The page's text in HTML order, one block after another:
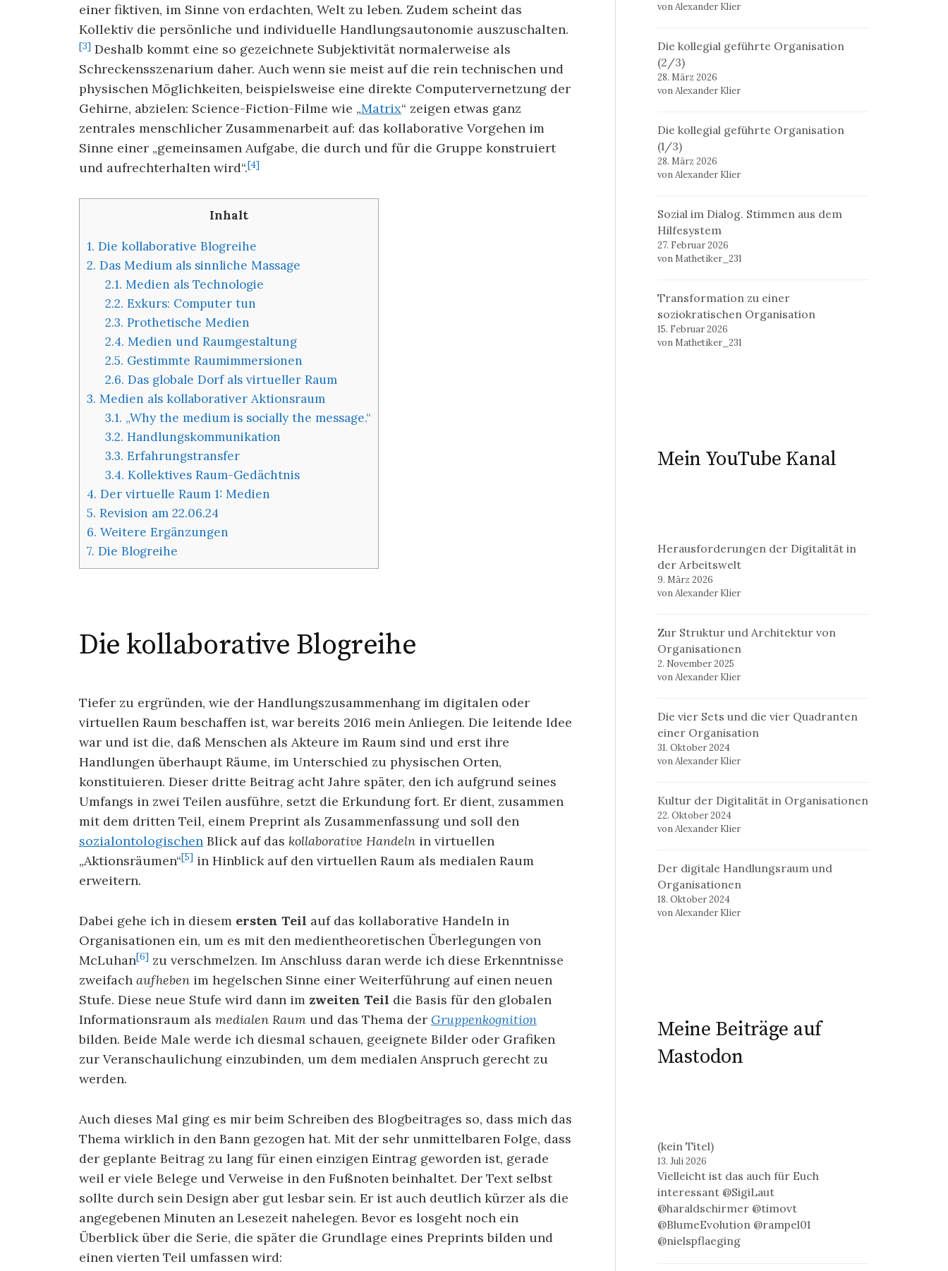
einer fiktiven, im Sinne von erdachten, Welt zu leben. Zudem scheint das
Kollektiv die persönliche und individuelle Handlungsautonomie auszuschalten.
[3] Deshalb kommt eine so gezeichnete Subjektivität normalerweise als
Schreckensszenarium daher. Auch wenn sie meist auf die rein technischen und
physischen Möglichkeiten, beispielsweise eine direkte Computervernetzung der
Gehirne, abzielen: Science-Fiction-Filme wie „Matrix“ zeigen etwas ganz
zentrales menschlicher Zusammenarbeit auf: das kollaborative Vorgehen im
Sinne einer „gemeinsamen Aufgabe, die durch und für die Gruppe konstruiert
und aufrechterhalten wird“.[4]
Inhalt
1. Die kollaborative Blogreihe
2. Das Medium als sinnliche Massage
2.1. Medien als Technologie
2.2. Exkurs: Computer tun
2.3. Prothetische Medien
2.4. Medien und Raumgestaltung
2.5. Gestimmte Raumimmersionen
2.6. Das globale Dorf als virtueller Raum
3. Medien als kollaborativer Aktionsraum
3.1. „Why the medium is socially the message.“
3.2. Handlungskommunikation
3.3. Erfahrungstransfer
3.4. Kollektives Raum-Gedächtnis
4. Der virtuelle Raum 1: Medien
5. Revision am 22.06.24
6. Weitere Ergänzungen
7. Die Blogreihe
Die kollaborative Blogreihe
Tiefer zu ergründen, wie der Handlungszusammenhang im digitalen oder
virtuellen Raum beschaffen ist, war bereits 2016 mein Anliegen. Die leitende Idee
war und ist die, daß Menschen als Akteure im Raum sind und erst ihre
Handlungen überhaupt Räume, im Unterschied zu physischen Orten,
konstituieren. Dieser dritte Beitrag acht Jahre später, den ich aufgrund seines
Umfangs in zwei Teilen ausführe, setzt die Erkundung fort. Er dient, zusammen
mit dem dritten Teil, einem Preprint als Zusammenfassung und soll den
sozialontologischen Blick auf das kollaborative Handeln in virtuellen
„Aktionsräumen“[5] in Hinblick auf den virtuellen Raum als medialen Raum
erweitern.
Dabei gehe ich in diesem ersten Teil auf das kollaborative Handeln in
Organisationen ein, um es mit den medientheoretischen Überlegungen von
McLuhan[6] zu verschmelzen. Im Anschluss daran werde ich diese Erkenntnisse
zweifach aufheben im hegelschen Sinne einer Weiterführung auf einen neuen
Stufe. Diese neue Stufe wird dann im zweiten Teil die Basis für den globalen
Informationsraum als medialen Raum und das Thema der Gruppenkognition
bilden. Beide Male werde ich diesmal schauen, geeignete Bilder oder Grafiken
zur Veranschaulichung einzubinden, um dem medialen Anspruch gerecht zu
werden.
Auch dieses Mal ging es mir beim Schreiben des Blogbeitrages so, dass mich das
Thema wirklich in den Bann gezogen hat. Mit der sehr unmittelbaren Folge, dass
der geplante Beitrag zu lang für einen einzigen Eintrag geworden ist, gerade
weil er viele Belege und Verweise in den Fußnoten beinhaltet. Der Text selbst
sollte durch sein Design aber gut lesbar sein. Er ist auch deutlich kürzer als die
angegebenen Minuten an Lesezeit nahelegen. Bevor es losgeht noch ein
Überblick über die Serie, die später die Grundlage eines Preprints bilden und
einen vierten Teil umfassen wird:
von Alexander Klier
Die kollegial geführte Organisation
(2/3)
28. März 2026
von Alexander Klier
Die kollegial geführte Organisation
(1/3)
28. März 2026
von Alexander Klier
Sozial im Dialog. Stimmen aus dem
Hilfesystem
27. Februar 2026
von Mathetiker_231
Transformation zu einer
soziokratischen Organisation
15. Februar 2026
von Mathetiker_231
Mein YouTube Kanal
Herausforderungen der Digitalität in
der Arbeitswelt
9. März 2026
von Alexander Klier
Zur Struktur und Architektur von
Organisationen
2. November 2025
von Alexander Klier
Die vier Sets und die vier Quadranten
einer Organisation
31. Oktober 2024
von Alexander Klier
Kultur der Digitalität in Organisationen
22. Oktober 2024
von Alexander Klier
Der digitale Handlungsraum und
Organisationen
18. Oktober 2024
von Alexander Klier
Meine Beiträge auf
Mastodon
(kein Titel)
13. Juli 2026
Vielleicht ist das auch für Euch
interessant @SigiLaut
@haraldschirmer @timovt
@BlumeEvolution @rampel01
@nielspflaeging